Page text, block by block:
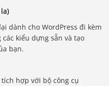
dành cho WordPress đi kèm
kiểu dựng sẵn và tạo
bạn.
hợp với bộ công cụ